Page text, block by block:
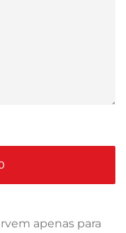
apenas para